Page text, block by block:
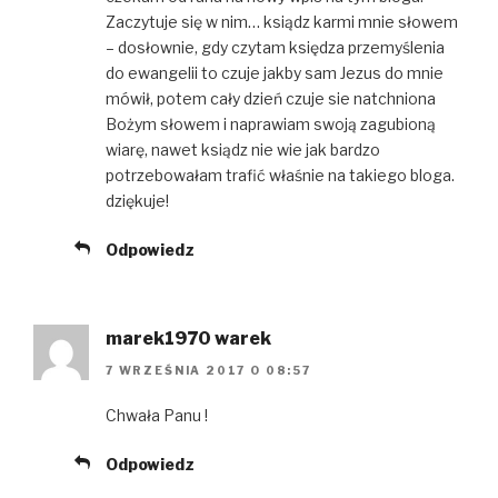
Zaczytuje się w nim… ksiądz karmi mnie słowem
– dosłownie, gdy czytam księdza przemyślenia
do ewangelii to czuje jakby sam Jezus do mnie
mówił, potem cały dzień czuje sie natchniona
Bożym słowem i naprawiam swoją zagubioną
wiarę, nawet ksiądz nie wie jak bardzo
potrzebowałam trafić właśnie na takiego bloga.
dziękuje!
Odpowiedz
marek1970 warek
7 WRZEŚNIA 2017 O 08:57
Chwała Panu !
Odpowiedz